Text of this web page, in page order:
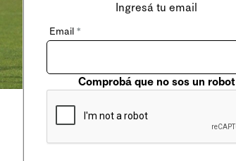
Ingresá tu email
Email *
Comprobá que no sos un robot